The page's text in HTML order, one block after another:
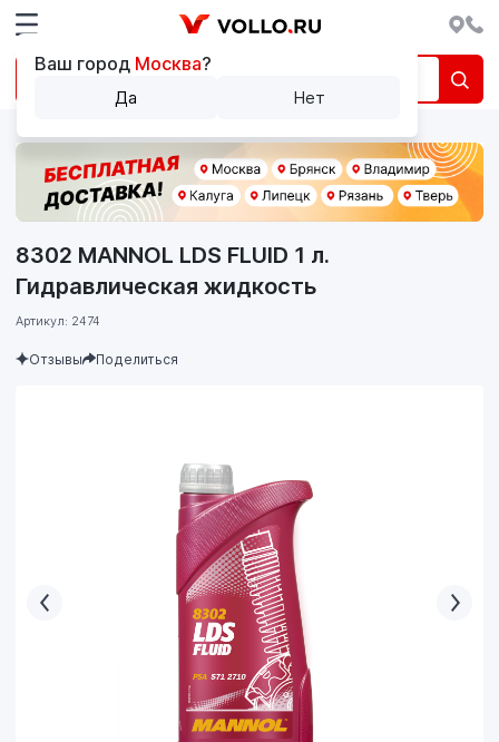
8302 MANNOL LDS FLUID 1 л.
Гидравлическая жидкость
Артикул: 2474
Отзывы Поделиться
Ваш город Москва?
Да Нет